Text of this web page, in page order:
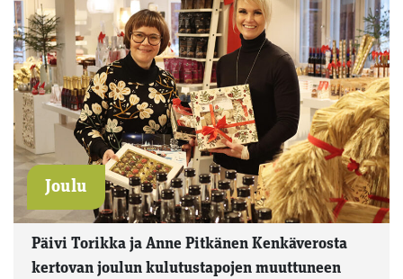
Joulu
Päivi Torikka ja Anne Pitkänen Kenkäverosta
kertovan joulun kulutustapojen muuttuneen